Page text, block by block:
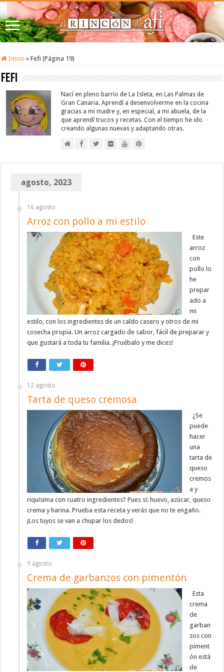
Inicio » Fefi (Página 19)
Fefi
Nací en pleno barrio de La Isleta, en Las Palmas de
Gran Canaria. Aprendí a desenvolverme en la cocina
gracias a mi madre y, en especial, a mi abuela, de la
que aprendí trucos y recetas. Con el tiempo he ido
creando algunas nuevas y adaptando otras.
agosto, 2023
16 agosto
Arroz con pollo a mi estilo
Este
arroz
con
pollo lo
he
prepar
ado a
mi
estilo, con los ingredientes de un caldo casero y otros de mi
cosecha propia. Un arroz cargado de sabor, fácil de preparar y
que gustará a toda tu familia. ¡Pruébalo y me dices!
12 agosto
Tarta de queso cremosa
¿Se
puede
hacer
una
tarta de
queso
cremos
a y
riquísima con cuatro ingredientes? Pues sí: huevo, azúcar, queso
crema y harina. Prueba esta receta y verás que no te engaño.
¡Los tuyos se van a chupar los dedos!
9 agosto
Crema de garbanzos con pimentón
Esta
crema
de
garban
zos con
piment
ón está
de